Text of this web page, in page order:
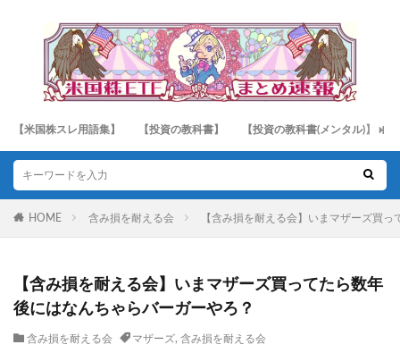
【米国株スレ用語集】 【投資の教科書】 【投資の教科書(メンタル)】
HOME 含み損を耐える会 【含み損を耐える会】いまマザーズ買
【含み損を耐える会】いまマザーズ買ってたら数年
後にはなんちゃらバーガーやろ？
含み損を耐える会 マザーズ, 含み損を耐える会